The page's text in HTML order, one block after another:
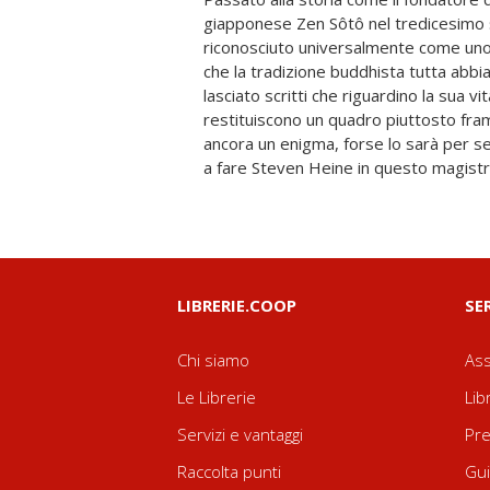
giapponese Zen Sôtô nel tredicesimo
riconosciuto universalmente come
che la tradizione buddhista tutta
lasciato scritti che riguardino la sua
restituiscono un quadro piuttosto
ancora un enigma, forse lo sarà per
a fare Steven Heine in questo
dell'esistenza e dei temi cardine della
Attraverso le opere, i resoconti dei
grazie alle raffigurazioni pittoriche
biografia che, scevra da uno stile
restituisce al lettore la complessità e
LIBRERIE.COOP
Chi siamo
Le Librerie
Servizi e vantaggi
Raccolta punti